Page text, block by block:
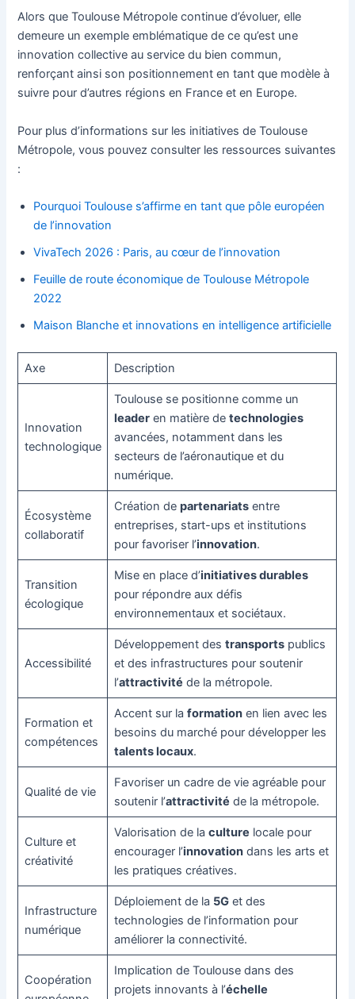
Alors que Toulouse Métropole continue d’évoluer, elle
demeure un exemple emblématique de ce qu’est une
innovation collective au service du bien commun,
renforçant ainsi son positionnement en tant que modèle à
suivre pour d’autres régions en France et en Europe.
Pour plus d’informations sur les initiatives de Toulouse
Métropole, vous pouvez consulter les ressources suivantes
:
Pourquoi Toulouse s’affirme en tant que pôle européen
de l’innovation
VivaTech 2026 : Paris, au cœur de l’innovation
Feuille de route économique de Toulouse Métropole
2022
Maison Blanche et innovations en intelligence artificielle
Axe Description
Innovation
technologique
Toulouse se positionne comme un
leaderen matière de technologies
avancées, notamment dans les
secteurs de l’aéronautique et du
numérique.
Écosystème
collaboratif
Création de partenariatsentre
entreprises, start-ups et institutions
pour favoriser l’innovation.
Transition
écologique
Mise en place d’initiatives durables
pour répondre aux défis
environnementaux et sociétaux.
Accessibilité
Développement des transportspublics
et des infrastructures pour soutenir
l’attractivité de la métropole.
Formation et
compétences
Accent sur la formationen lien avec les
besoins du marché pour développer les
talents locaux.
Qualité de vie
Favoriser un cadre de vie agréable pour
soutenir l’attractivité de la métropole.
Culture et
créativité
Valorisation de la culture locale pour
encourager l’innovationdans les arts et
les pratiques créatives.
Infrastructure
numérique
Déploiement de la 5Get des
technologies de l’information pour
améliorer la connectivité.
Coopération
Implication de Toulouse dans des
projets innovants à l’échelle